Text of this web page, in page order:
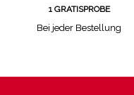
1 GRATISPROBE
Bei jeder Bestellung